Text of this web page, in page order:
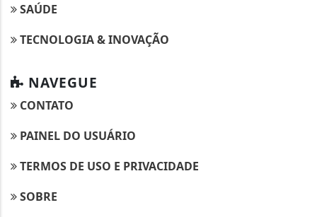
SAÚDE
TECNOLOGIA & INOVAÇÃO
NAVEGUE
CONTATO
PAINEL DO USUÁRIO
TERMOS DE USO E PRIVACIDADE
SOBRE